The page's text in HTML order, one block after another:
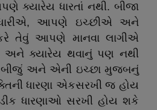
ક્યારેય ધારતાં નથી. બીજા
, આપણે ઇચ્છીએ અને
આપણે માનવા લાગીએ
ક્યારેય થવાનું પણ નથી
બીજું અને એની ઇચ્છા મુજબનું
ધારણા એકસરખી જ હોય
ધારણાઓ સરખી હોય શકે